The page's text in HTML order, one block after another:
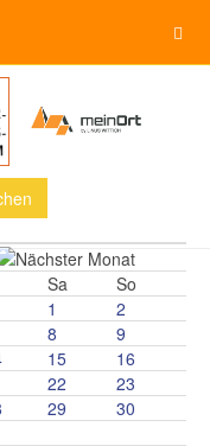
or more characters for
Sa
So
1
2
8
9
15
16
22
23
29
30